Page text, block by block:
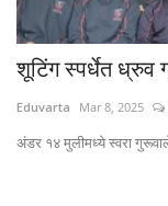
शूटिंग स्पर्धेत
Eduvarta Mar 8, 2025
अंडर १४ मुलीमध्ये स्वरा